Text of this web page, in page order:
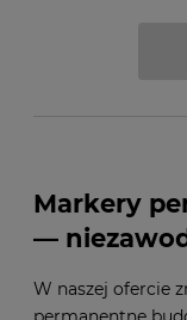
Markery
—
W naszej ofercie